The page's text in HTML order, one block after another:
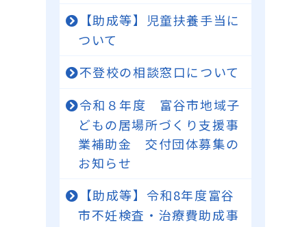
【助成等】児童扶養手当に
ついて
不登校の相談窓口について
令和８年度 富谷市地域子
どもの居場所づくり支援事
業補助金 交付団体募集の
お知らせ
【助成等】令和8年度富谷
市不妊検査・治療費助成事